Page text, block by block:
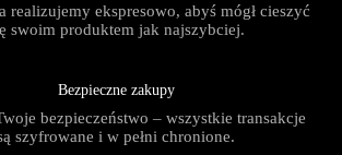
realizujemy ekspresowo, abyś mógł cieszyć
swoim produktem jak najszybciej.
Bezpieczne zakupy
bezpieczeństwo – wszystkie transakcje
szyfrowane i w pełni chronione.